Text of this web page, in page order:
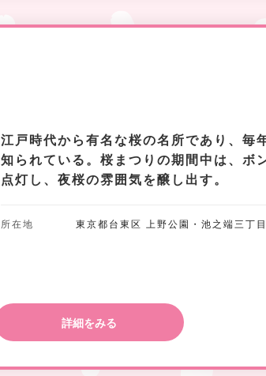
江戸時代から有名な桜の名所であり、毎
知られている。桜まつりの期間中は、ボ
点灯し、夜桜の雰囲気を醸し出す。
所在地 東京都台東区 上野公園・池之端三丁
詳細をみる